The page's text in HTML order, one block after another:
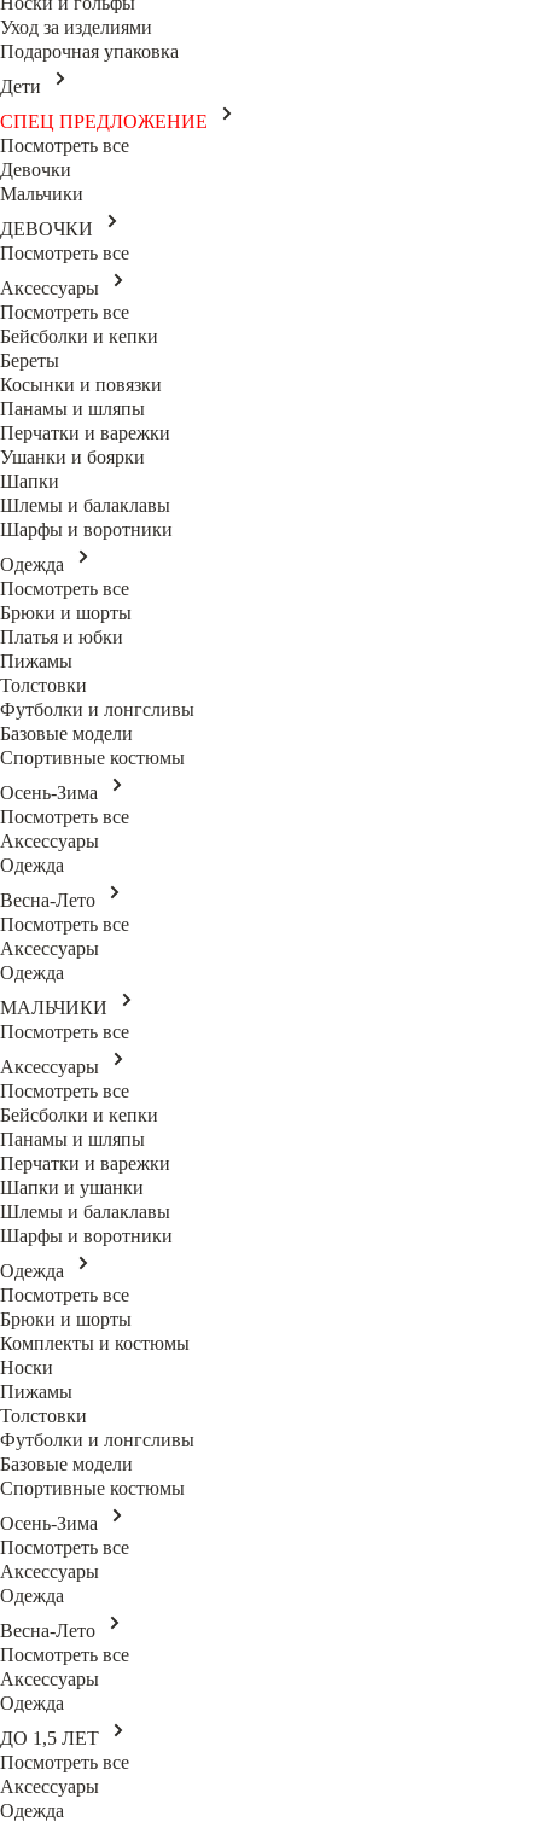
Уход за изделиями
Подарочная упаковка
Дети
СПЕЦ ПРЕДЛОЖЕНИЕ
Посмотреть все
Девочки
Мальчики
ДЕВОЧКИ
Посмотреть все
Аксессуары
Посмотреть все
Бейсболки и кепки
Береты
Косынки и повязки
Панамы и шляпы
Перчатки и варежки
Ушанки и боярки
Шапки
Шлемы и балаклавы
Шарфы и воротники
Одежда
Посмотреть все
Брюки и шорты
Платья и юбки
Пижамы
Толстовки
Футболки и лонгсливы
Базовые модели
Спортивные костюмы
Осень-Зима
Посмотреть все
Аксессуары
Одежда
Весна-Лето
Посмотреть все
Аксессуары
Одежда
МАЛЬЧИКИ
Посмотреть все
Аксессуары
Посмотреть все
Бейсболки и кепки
Панамы и шляпы
Перчатки и варежки
Шапки и ушанки
Шлемы и балаклавы
Шарфы и воротники
Одежда
Посмотреть все
Брюки и шорты
Комплекты и костюмы
Носки
Пижамы
Толстовки
Футболки и лонгсливы
Базовые модели
Спортивные костюмы
Осень-Зима
Посмотреть все
Аксессуары
Одежда
Весна-Лето
Посмотреть все
Аксессуары
Одежда
ДО 1,5 ЛЕТ
Посмотреть все
Аксессуары
Одежда